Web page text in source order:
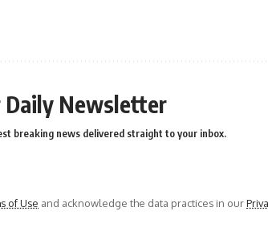
Daily Newsletter
breaking news delivered straight to your inbox.
of Use and acknowledge the data practices in our